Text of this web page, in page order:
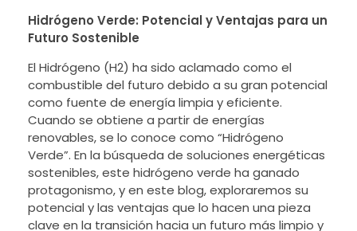
Hidrógeno Verde: Potencial y Ventajas para un
Futuro Sostenible
El Hidrógeno (H2) ha sido aclamado como el
combustible del futuro debido a su gran potencial
como fuente de energía limpia y eficiente.
Cuando se obtiene a partir de energías
renovables, se lo conoce como “Hidrógeno
Verde”. En la búsqueda de soluciones energéticas
sostenibles, este hidrógeno verde ha ganado
protagonismo, y en este blog, exploraremos su
potencial y las ventajas que lo hacen una pieza
clave en la transición hacia un futuro más limpio y